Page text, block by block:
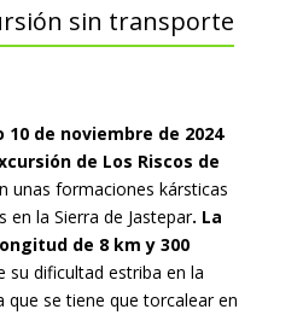
sin transporte
de noviembre de 2024
de Los Riscos de
unas formaciones kársticas
la Sierra de Jastepar. La
de 8 km y 300
su dificultad estriba en la
que se tiene que torcalear en